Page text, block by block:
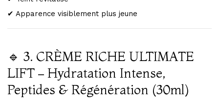
✔ Apparence visiblement plus jeune
🔹 3. CRÈME RICHE ULTIMATE
LIFT – Hydratation Intense,
Peptides & Régénération (30ml)